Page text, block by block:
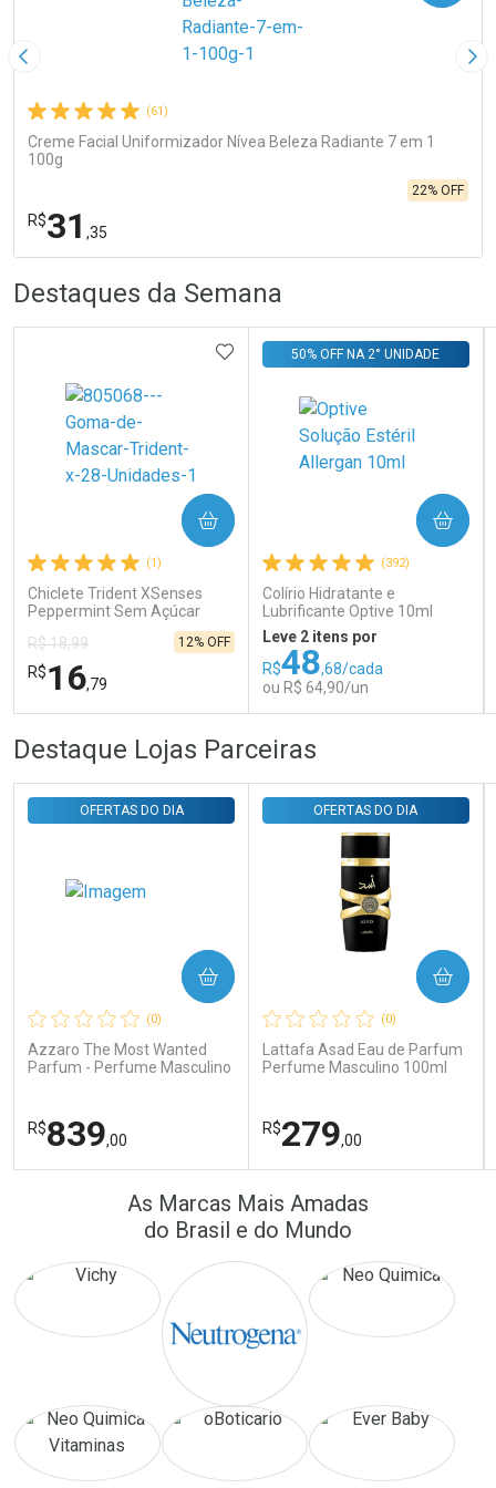
Imagem Anterior
(61)
Creme Facial Uniformizador Nívea Beleza Radiante 7 em 1
100g
R$31 ,35
22% OFF
Laboratório
Comprar sem Desconto
Por R$ 31,35/cada
Por Menos
Comprar sem Desconto
Por R$ 31,35/cada
Destaques da Semana
(1)
Chiclete Trident XSenses
Peppermint Sem Açúcar
R$ 18,99
R$16,79
12% OFF
ADICIONAR AOS FAVORITOS
COMPRAR
FECHAR
Laboratório
Comprar sem Desconto
Por R$ 16,79/cada
FECHAR
Por Menos
Comprar sem Desconto
Por R$ 16,79/cada
(392)
Colírio Hidratante e
Lubrificante Optive 10ml
50% OFF NA 2° UNIDADE
Leve 2 itens por
R$48,68/cada
ou R$ 64,90/un
COMPRAR
Comprar sem Desconto
Por R$ 64,90/cada
Comprar sem Desconto
Por R$ 64,90/cada
Destaque Lojas Parceiras
(0)
Azzaro The Most Wanted
Parfum - Perfume Masculino
OFERTAS DO DIA
R$839,00
COMPRAR
FECHAR
Ativar Desconto
FECHAR
Por Menos
(0)
Lattafa Asad Eau de Parfum
Perfume Masculino 100ml
OFERTAS DO DIA
R$279,00
COMPRAR
Laboratório
Ativar Desconto
Por Menos
As Marcas Mais Amadas
do Brasil e do Mundo